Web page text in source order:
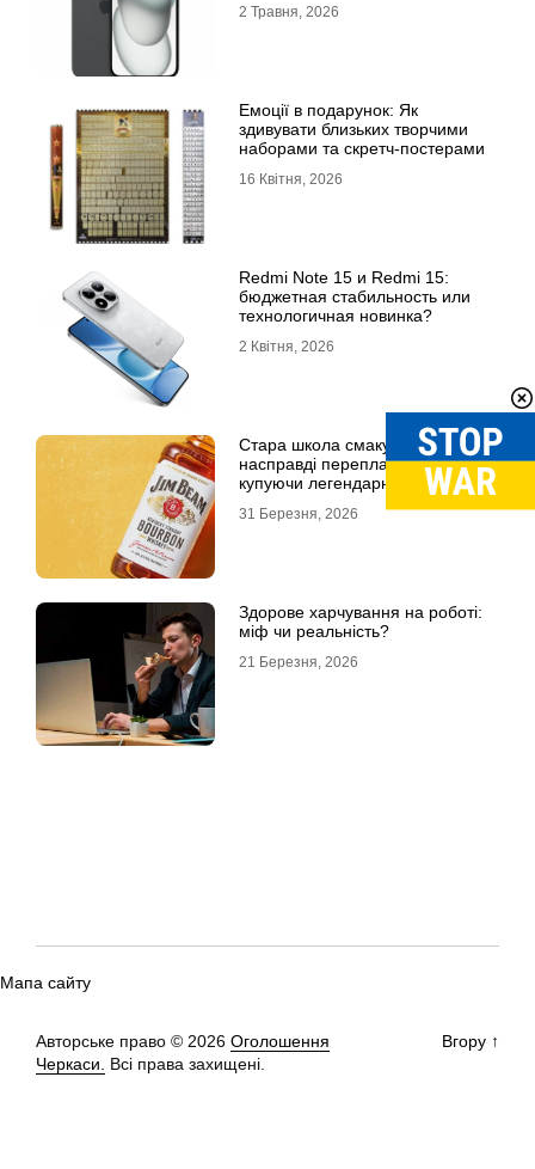
2 Травня, 2026
Емоції в подарунок: Як
здивувати близьких творчими
наборами та скретч-постерами
16 Квітня, 2026
Redmi Note 15 и Redmi 15:
бюджетная стабильность или
технологичная новинка?
2 Квітня, 2026
Стара школа смаку: за що ми
насправді переплачуємо,
купуючи легендарні бренди
31 Березня, 2026
Здорове харчування на роботі:
міф чи реальність?
21 Березня, 2026
Мапа сайту
Авторське право © 2026 Оголошення
Черкаси. Всі права захищені.
Вгору ↑